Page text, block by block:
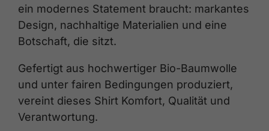
ein modernes Statement braucht: markantes
Design, nachhaltige Materialien und eine
Botschaft, die sitzt.
Gefertigt aus hochwertiger Bio-Baumwolle
und unter fairen Bedingungen produziert,
vereint dieses Shirt Komfort, Qualität und
Verantwortung.